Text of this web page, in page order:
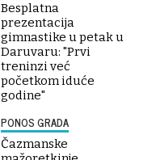
Besplatna
prezentacija
gimnastike u petak u
Daruvaru: "Prvi
treninzi već
početkom iduće
godine"
PONOS GRADA
Čazmanske